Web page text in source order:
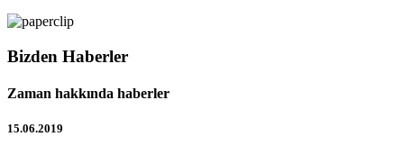
Bizden Haberler
Zaman hakkında haberler
15.06.2019